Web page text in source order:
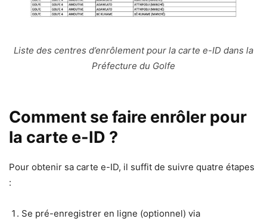
Liste des centres d’enrôlement pour la carte e-ID dans la
Préfecture du Golfe
Comment se faire enrôler pour
la carte e-ID ?
Pour obtenir sa carte e-ID, il suffit de suivre quatre étapes
:
Se pré-enregistrer en ligne (optionnel) via